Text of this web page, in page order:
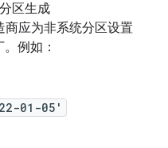
分区生成
商应为非系统分区设置
例如：
01-05'